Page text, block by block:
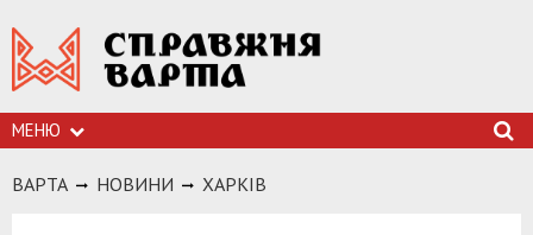
МЕНЮ
ВАРТА НОВИНИ ХАРКIВ